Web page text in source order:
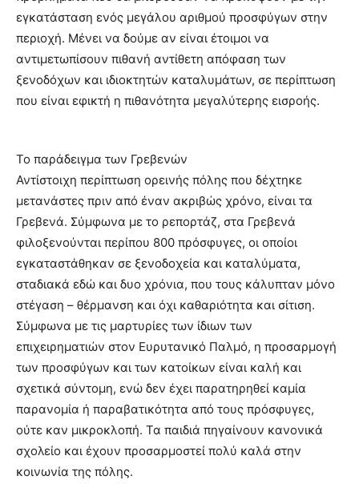
εγκατάσταση ενός μεγάλου αριθμού προσφύγων στην
περιοχή. Μένει να δούμε αν είναι έτοιμοι να
αντιμετωπίσουν πιθανή αντίθετη απόφαση των
ξενοδόχων και ιδιοκτητών καταλυμάτων, σε περίπτωση
που είναι εφικτή η πιθανότητα μεγαλύτερης εισροής.
Το παράδειγμα των Γρεβενών
Αντίστοιχη περίπτωση ορεινής πόλης που δέχτηκε
μετανάστες πριν από έναν ακριβώς χρόνο, είναι τα
Γρεβενά. Σύμφωνα με το ρεπορτάζ, στα Γρεβενά
φιλοξενούνται περίπου 800 πρόσφυγες, οι οποίοι
εγκαταστάθηκαν σε ξενοδοχεία και καταλύματα,
σταδιακά εδώ και δυο χρόνια, που τους κάλυπταν μόνο
στέγαση – θέρμανση και όχι καθαριότητα και σίτιση.
Σύμφωνα με τις μαρτυρίες των ίδιων των
επιχειρηματιών στον Ευρυτανικό Παλμό, η προσαρμογή
των προσφύγων και των κατοίκων είναι καλή και
σχετικά σύντομη, ενώ δεν έχει παρατηρηθεί καμία
παρανομία ή παραβατικότητα από τους πρόσφυγες,
ούτε καν μικροκλοπή. Τα παιδιά πηγαίνουν κανονικά
σχολείο και έχουν προσαρμοστεί πολύ καλά στην
κοινωνία της πόλης.